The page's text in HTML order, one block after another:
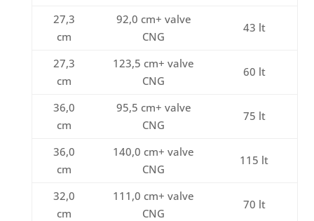
27,3
cm
92,0 cm+ valve
CNG
43 lt
27,3
cm
123,5 cm+ valve
CNG
60 lt
36,0
cm
95,5 cm+ valve
CNG
75 lt
36,0
cm
140,0 cm+ valve
CNG
115 lt
32,0
cm
111,0 cm+ valve
CNG
70 lt